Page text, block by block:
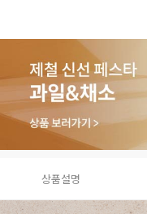
상품설명